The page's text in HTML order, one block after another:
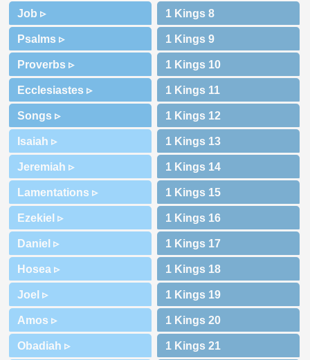
Job ▹
Psalms ▹
Proverbs ▹
Ecclesiastes ▹
Songs ▹
Isaiah ▹
Jeremiah ▹
Lamentations ▹
Ezekiel ▹
Daniel ▹
Hosea ▹
Joel ▹
Amos ▹
Obadiah ▹